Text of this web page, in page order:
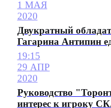
1 МАЯ
2020
Двукратный
Гагарина Антипин
19:15
29 АПР
2020
Руководство
интерес к игроку